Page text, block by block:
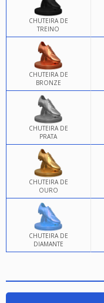
CHUTEIRA DE
TREINO
CHUTEIRA DE
BRONZE
CHUTEIRA DE
PRATA
CHUTEIRA DE
OURO
CHUTEIRA DE
DIAMANTE